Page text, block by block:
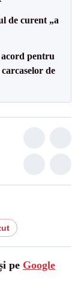
de curent „a
pentru
de
pe Google